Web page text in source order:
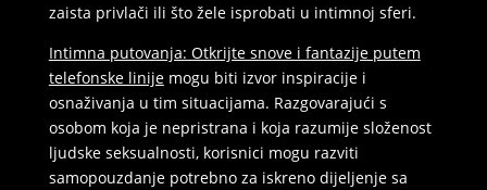
zaista privlači ili što žele isprobati u intimnoj sferi.
Intimna putovanja: Otkrijte snove i fantazije putem
telefonske linijemogu biti izvor inspiracije i
osnaživanja u tim situacijama. Razgovarajući s
osobom koja je nepristrana i koja razumije složenost
ljudske seksualnosti, korisnici mogu razviti
samopouzdanje potrebno za iskreno dijeljenje sa